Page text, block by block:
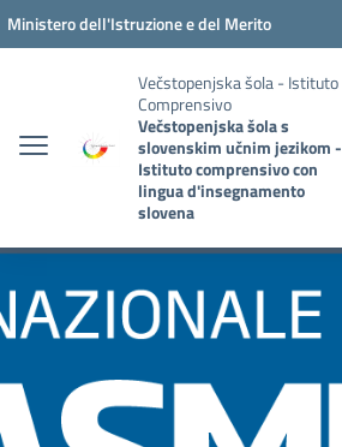
Vai ai contenuti
Vai al menu di navigazione
Vai al footer
Ministero dell'Istruzione e del Merito
Večstopenjska šola - Istituto
Comprensivo
Večstopenjska šola s
slovenskim učnim jezikom -
Istituto comprensivo con
lingua d'insegnamento
slovena